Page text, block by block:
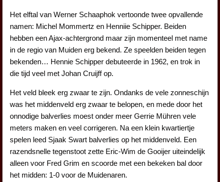
Het elftal van Werner Schaaphok vertoonde twee opvallende
namen: Michel Mommertz en Henniie Schipper. Beiden
hebben een Ajax-achtergrond maar zijn momenteel met name
in de regio van Muiden erg bekend. Ze speelden beiden tegen
bekenden… Hennie Schipper debuteerde in 1962, en trok in
die tijd veel met Johan Cruijff op.
Het veld bleek erg zwaar te zijn. Ondanks de vele zonneschijn
was het middenveld erg zwaar te belopen, en mede door het
onnodige balverlies moest onder meer Gerrie Mühren vele
meters maken en veel corrigeren. Na een klein kwartiertje
spelen leed Sjaak Swart balverlies op het middenveld. Een
razendsnelle tegenstoot zette Eric-Wim de Gooijer uiteindelijk
alleen voor Fred Grim en scoorde met een bekeken bal door
het midden: 1-0 voor de Muidenaren.